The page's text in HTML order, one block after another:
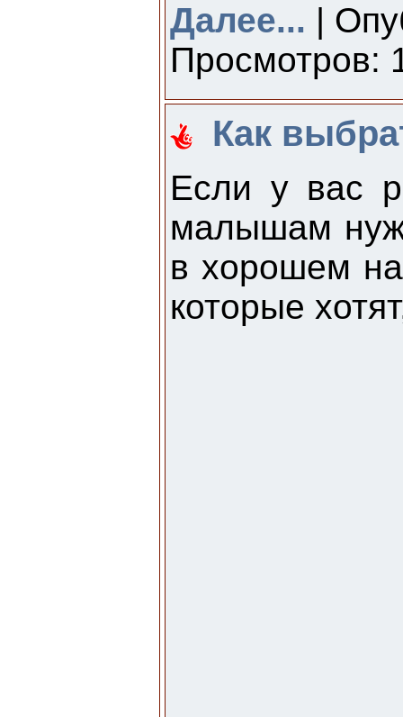
Далее... |
Просмотров:
Как
Если у вас
малышам
в хорошем
которые